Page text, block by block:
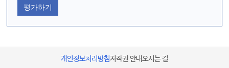
평가하기
개인정보처리방침저작권 안내오시는 길